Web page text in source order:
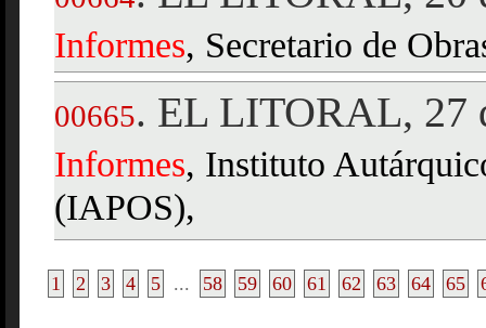
Informes, Secretario de
00665. EL LITORAL, 27
Informes, Instituto
(IAPOS),
1 2 3 4 5 ... 58 59 60 61 62 63 64 65